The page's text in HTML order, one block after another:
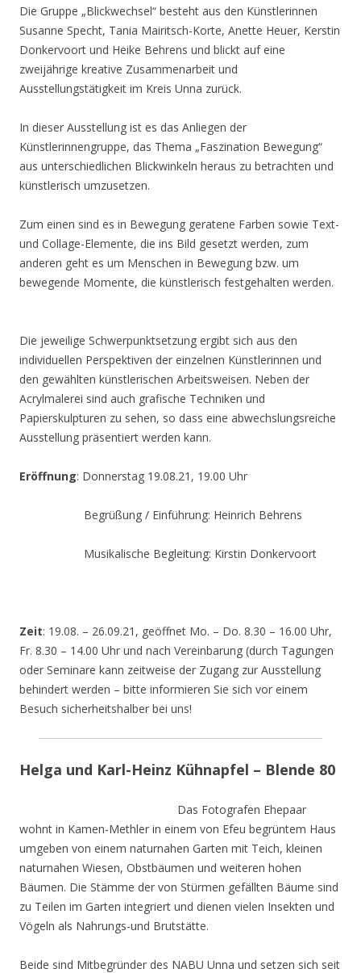
Die Gruppe „Blickwechsel“ besteht aus den Künstlerinnen
Susanne Specht, Tania Mairitsch-Korte, Anette Heuer, Kerstin
Donkervoort und Heike Behrens und blickt auf eine
zweijährige kreative Zusammenarbeit und
Ausstellungstätigkeit im Kreis Unna zurück.
In dieser Ausstellung ist es das Anliegen der
Künstlerinnengruppe, das Thema „Faszination Bewegung“
aus unterschiedlichen Blickwinkeln heraus zu betrachten und
künstlerisch umzusetzen.
Zum einen sind es in Bewegung geratene Farben sowie Text-
und Collage-Elemente, die ins Bild gesetzt werden, zum
anderen geht es um Menschen in Bewegung bzw. um
bewegende Momente, die künstlerisch festgehalten werden.
Die jeweilige Schwerpunktsetzung ergibt sich aus den
individuellen Perspektiven der einzelnen Künstlerinnen und
den gewählten künstlerischen Arbeitsweisen. Neben der
Acrylmalerei sind auch grafische Techniken und
Papierskulpturen zu sehen, so dass eine abwechslungsreiche
Ausstellung präsentiert werden kann.
Eröffnung: Donnerstag 19.08.21, 19.00 Uhr
Begrüßung / Einführung: Heinrich Behrens
Musikalische Begleitung: Kirstin Donkervoort
Zeit: 19.08. – 26.09.21, geöffnet Mo. – Do. 8.30 – 16.00 Uhr,
Fr. 8.30 – 14.00 Uhr und nach Vereinbarung (durch Tagungen
oder Seminare kann zeitweise der Zugang zur Ausstellung
behindert werden – bitte informieren Sie sich vor einem
Besuch sicherheitshalber bei uns!
Helga und Karl-Heinz Kühnapfel – Blende 80
Das Fotografen Ehepaar
wohnt in Kamen-Methler in einem von Efeu begrüntem Haus
umgeben von einem naturnahen Garten mit Teich, kleinen
naturnahen Wiesen, Obstbäumen und weiteren hohen
Bäumen. Die Stämme der von Stürmen gefällten Bäume sind
zu Teilen im Garten integriert und dienen vielen Insekten und
Vögeln als Nahrungs-und Brutstätte.
Beide sind Mitbegründer des NABU Unna und setzen sich seit